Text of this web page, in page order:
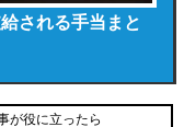
される手当まと
が役に立ったら